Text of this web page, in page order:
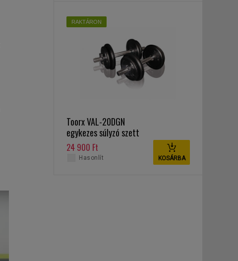
RAKTÁRON
Toorx VAL-20DGN
egykezes súlyzó szett
20 kg
24 900 Ft
KOSÁRBA
Hasonlít